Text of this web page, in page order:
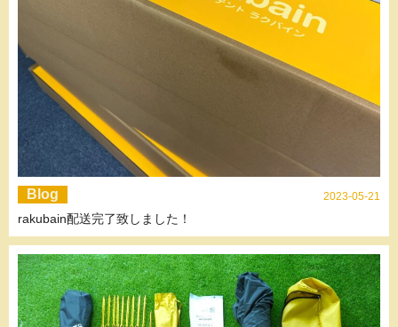
Blog 2023-05-21
rakubain配送完了致しました！